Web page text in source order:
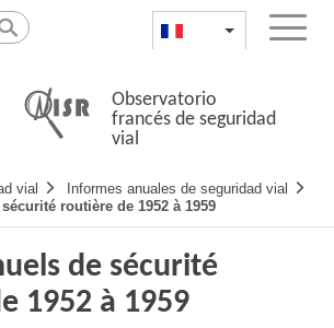
List additional
Menu
Observatorio
francés de seguridad
vial
vial
Informes anuales de seguridad vial
routière de 1952 à 1959
de sécurité
1952 à 1959